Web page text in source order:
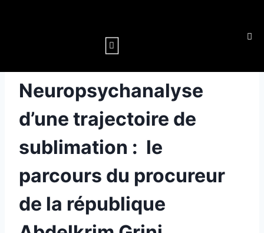
Neuropsychanalyse
d’une trajectoire de
sublimation : le
parcours du procureur
de la république